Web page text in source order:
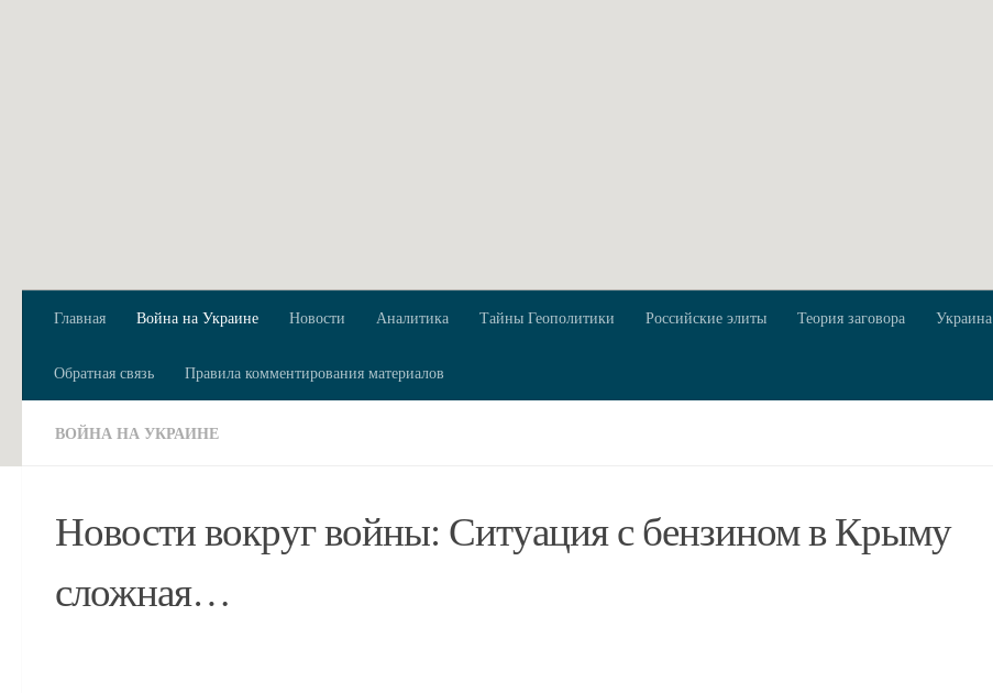
Главная Война на Украине Новости Аналитика Тайны Геополитики Российские элиты Теория заговора Украина
Обратная связь Правила комментирования материалов
ВОЙНА НА УКРАИНЕ
Новости вокруг войны: Ситуация с бензином в Крыму
сложная…